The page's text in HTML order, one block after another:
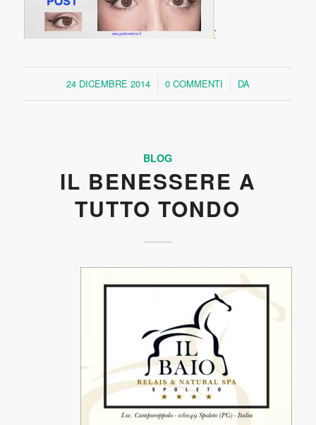
24 DICEMBRE 2014
/ 0 COMMENTI
/ DA
BLOG
IL BENESSERE A
TUTTO TONDO